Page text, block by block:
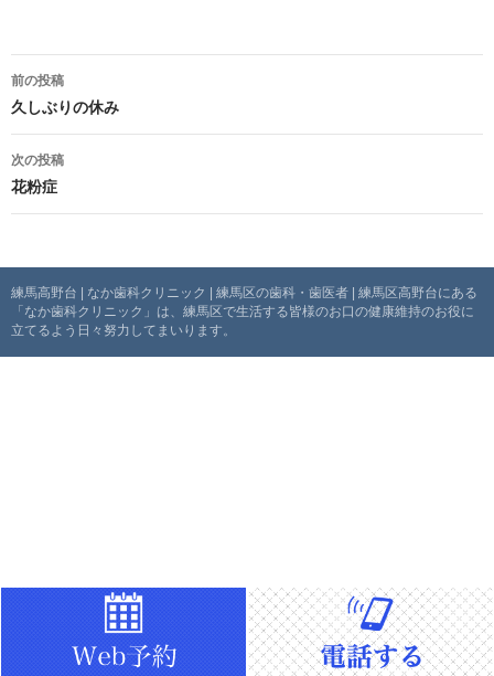
投
稿
ナ
ビ
ー
シ
前の投稿
久しぶりの休み
次の投稿
花粉症
練馬高野台 | なか歯科クリニック | 練馬区の歯科・歯医者 | 練馬区高野台にある
「なか歯科クリニック」は、練馬区で生活する皆様のお口の健康維持のお役に
立てるよう日々努力してまいります。